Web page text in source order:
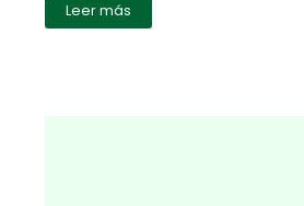
Leer más